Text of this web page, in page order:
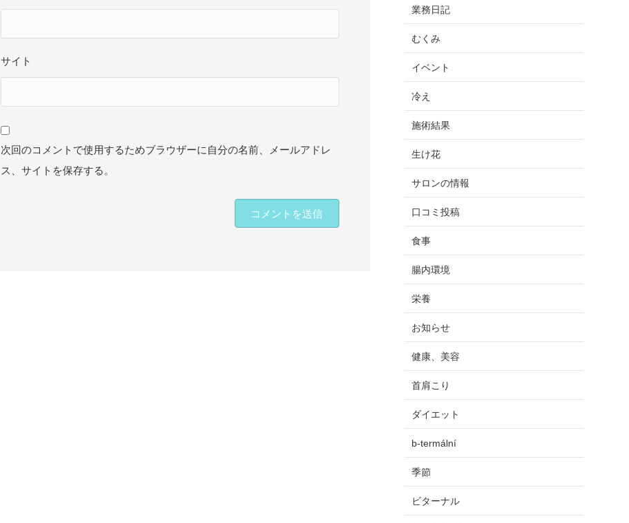
サイト
次回のコメントで使用するためブラウザーに自分の名前、メールアドレ
ス、サイトを保存する。
業務日記
むくみ
イベント
冷え
施術結果
生け花
サロンの情報
口コミ投稿
食事
腸内環境
栄養
お知らせ
健康、美容
首肩こり
ダイエット
b-termální
季節
ビターナル